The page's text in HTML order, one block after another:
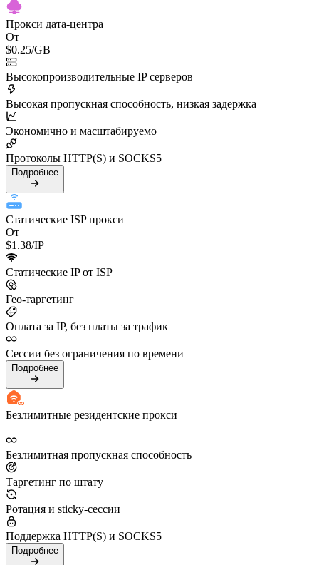
Прокси дата-центра
От
$0.25/GB
Высокопроизводительные IP серверов
Высокая пропускная способность, низкая задержка
Экономично и масштабируемо
Протоколы HTTP(S) и SOCKS5
Подробнее
Статические ISP прокси
От
$1.38/IP
Статические IP от ISP
Гео-таргетинг
Оплата за IP, без платы за трафик
Сессии без ограничения по времени
Подробнее
Безлимитные резидентские прокси
Безлимитная пропускная способность
Таргетинг по штату
Ротация и sticky-сессии
Поддержка HTTP(S) и SOCKS5
Подробнее